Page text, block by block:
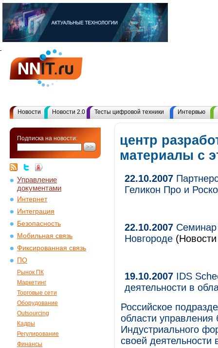
Новости Новости 2.0 Тесты цифровой техники Интервью
Подписка на новости:
Управление
документами
Интернет
Интеграция
Безопасность
Мобильная связь
Фиксированная связь
ПО
Рынок ПК
Маркетинг
Торговые сети
Оборудование
Outsourcing
Кадры
Регулирование
Финансы
центр
материалы с
22.10.2007
Геликон Про и
22.10.2007
Новгороде (Новости
19.10.2007 IDS
деятельности в
Российское
области управления
Индустриального
своей деятельности